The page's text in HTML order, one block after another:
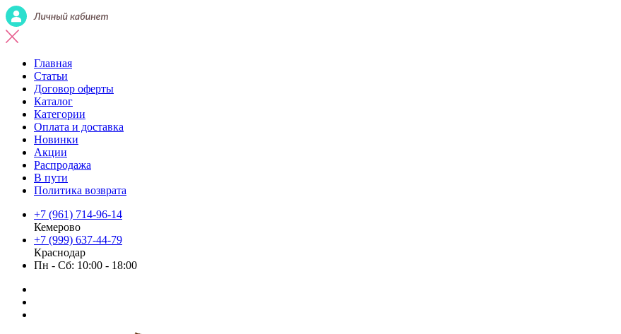
Главная
Статьи
Договор оферты
Каталог
Категории
Оплата и доставка
Новинки
Акции
Распродажа
В пути
Политика возврата
+7 (961) 714-96-14
Кемерово
+7 (999) 637-44-79
Краснодар
Пн - Сб: 10:00 - 18:00